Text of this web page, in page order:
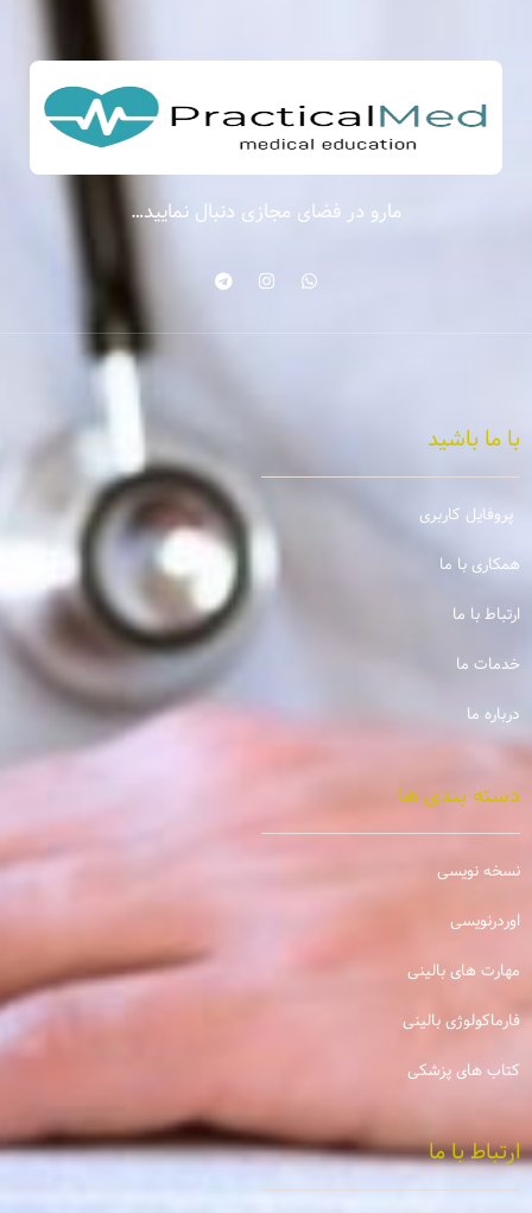
مارو در فضای مجازی دنبال نمایید…
با ما باشید
پروفایل کاربری
همکاری با ما
ارتباط با ما
خدمات ما
درباره ما
دسته بندی ها
نسخه نویسی
اوردرنویسی
مهارت های بالینی
فارماکولوژی بالینی
کتاب های پزشکی
ارتباط با ما